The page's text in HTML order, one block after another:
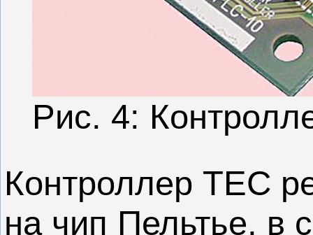
Рис. 4:
Контроллер TEC
на чип Пельтье, в